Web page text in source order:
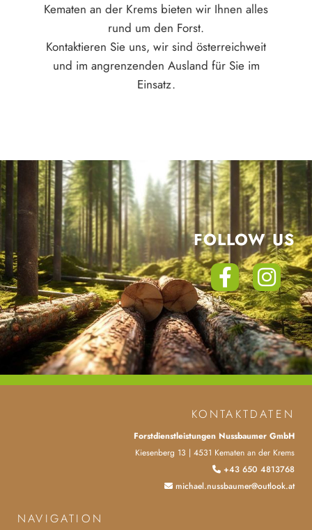
Kematen an der Krems bieten wir Ihnen alles
rund um den Forst.
Kontaktieren Sie uns, wir sind österreichweit
und im angrenzenden Ausland für Sie im
Einsatz.
FOLLOW US
KONTAKTDATEN
Forstdienstleistungen Nussbaumer GmbH
Kiesenberg 13 | 4531 Kematen an der Krems
 +43 650 4813768
 michael.nussbaumer@outlook.at
NAVIGATION